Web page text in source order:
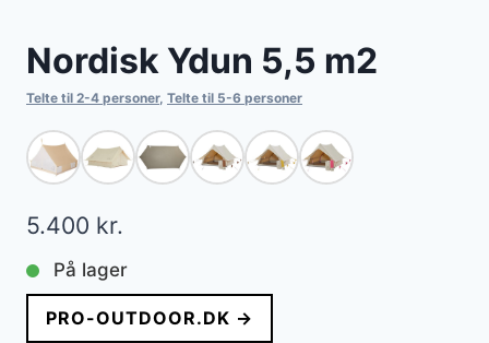
Nordisk Ydun 5,5 m2
Telte til 2-4 personer, Telte til 5-6 personer
5.400 kr.
På lager
PRO-OUTDOOR.DK →